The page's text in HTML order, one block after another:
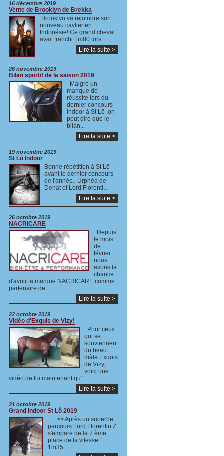
16 décembre 2019
Vente de Brooklyn de Brekka
Brooklyn va rejoindre son
nouveau cavlier en
Indonésie! Ce grand cheval
avait franchi 1m80 lors...
Lire la suite >
26 novembre 2019
Bilan sportif de la saison 2019
Malgré un
manque de
réussite lors du
dernier concours
indoor à St Lô ,on
peut dire que le
bilan...
Lire la suite >
19 novembre 2019
St Lô Indoor
Bonne répétition à St Lô
avant le dernier concours
de l'année. Urphéa de
Denat et Lord Florenti...
Lire la suite >
26 octobre 2019
NACRICARE
Depuis
le mois
de
février
nous
avons la
chance
d'avoir la marque NACRICARE comme
partenaire de ...
Lire la suite >
22 octobre 2019
Vidéo d'Exquis de Vizy!
Pour ceux
qui se
souviennent
du beau
mâle Exquis
de Vizy,
voici une
vidéo de lui maintenant qu'...
Lire la suite >
21 octobre 2019
Grand Indoor St Lô 2019
>> Après un superbe
parcours Lord Florentin Z
s'empare de la 7 ème
place de la vitesse
1m35...